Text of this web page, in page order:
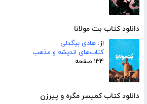
دانلود کتاب بت مولانا
از: هادی بیگدلی
کتاب‌های اندیشه و مذهب
۱۳۴ صفحه
دانلود کتاب کمیسر مگره و پیرزن